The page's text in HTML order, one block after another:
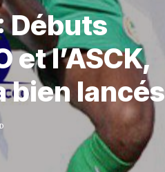
Débuts
et l’ASCK,
bien lancés